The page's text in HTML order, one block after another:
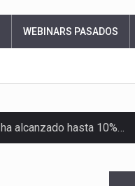
WEBINARS PASADOS
alcanzado hasta 10%…